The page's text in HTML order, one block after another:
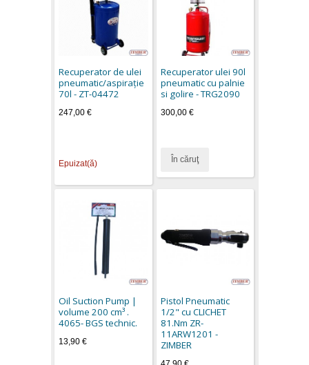
Recuperator de ulei
pneumatic/aspirație
70l - ZT-04472
247,00 €
Epuizat(ă)
Recuperator ulei 90l
pneumatic cu palnie
si golire - TRG2090
300,00 €
În căruţ
Oil Suction Pump |
volume 200 cm³ .
4065- BGS technic.
13,90 €
Pistol Pneumatic
1/2" cu CLICHET
81.Nm ZR-
11ARW1201 -
ZIMBER